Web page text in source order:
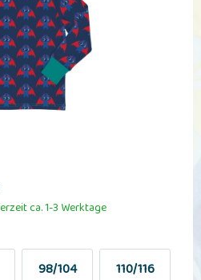
ca. 1-3 Werktage
98/104 110/116